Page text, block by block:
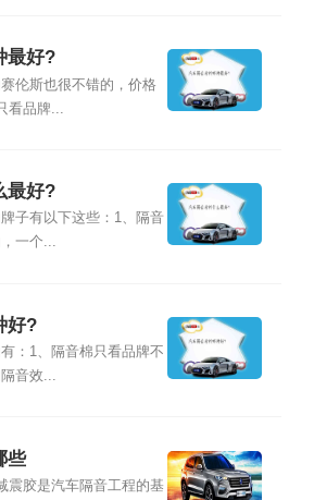
最好?
伦斯也很不错的，价格
看品牌...
最好?
子有以下这些：1、隔音
一个...
好?
：1、隔音棉只看品牌不
音效...
些
震胶是汽车隔音工程的基